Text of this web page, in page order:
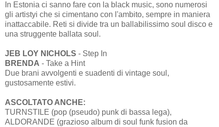
In Estonia ci sanno fare con la black music, sono numerosi
gli artistyi che si cimentano con l'ambito, sempre in maniera
inattaccabile. Reti si divide tra un ballabilissimo soul disco e
una struggente ballata soul.
JEB LOY NICHOLS - Step In
BRENDA - Take a Hint
Due brani avvolgenti e suadenti di vintage soul,
gustosamente estivi.
ASCOLTATO ANCHE:
TURNSTILE (pop (pseudo) punk di bassa lega),
ALDORANDE (grazioso album di soul funk fusion da